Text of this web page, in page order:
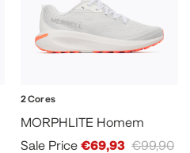
2 Cores
MORPHLITE Homem
Sale Price €69,93 €99,90